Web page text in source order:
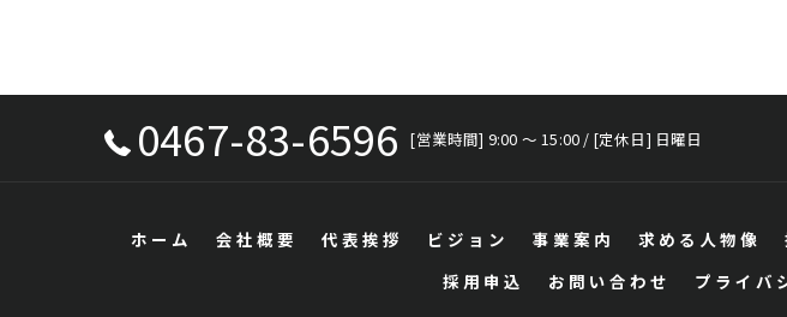
0467-83-6596 [営業時間] 9:00 〜 15:00 / [定休日] 日曜日
ホーム 会社概要 代表挨拶 ビジョン 事業案内 求める人物像
採用申込
お問い合わせ プライバ